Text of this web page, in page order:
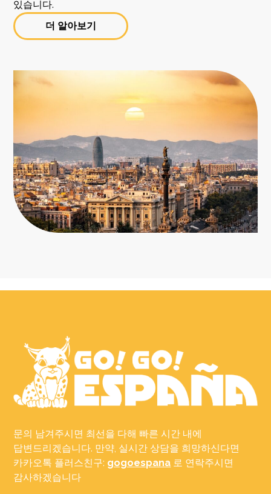
있습니다.
더 알아보기
문의 남겨주시면 최선을 다해 빠른 시간 내에
답변드리겠습니다. 만약, 실시간 상담을 희망하신다면
카카오톡 플러스친구: gogoespana 로 연락주시면
감사하겠습니다